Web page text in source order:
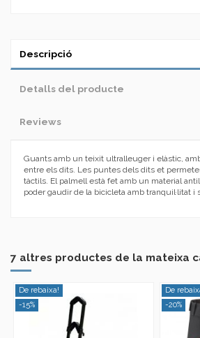
Descripció
Detalls del producte
Reviews
Guants amb un teixit ultralleuger i elàstic,
entre els dits. Les puntes dels dits et
tàctils. El palmell està fet amb un material
poder gaudir de la bicicleta amb tranquil·litat i
7 altres productes de la mateixa
De rebaixa!
-15%
De
-20%